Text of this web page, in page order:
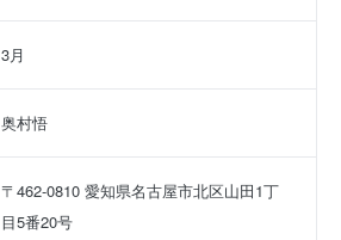
3月
奥村悟
〒462-0810 愛知県名古屋市北区山田1丁
目5番20号